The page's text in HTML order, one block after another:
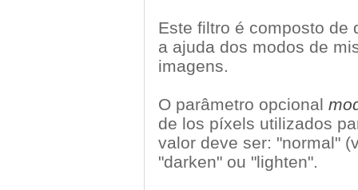
Este filtro é composto de
a ajuda dos modos de
imagens.
O parâmetro opcional
de los píxels utilizados
valor deve ser: "normal"
"darken" ou "lighten".